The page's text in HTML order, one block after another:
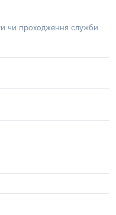
чи проходження служби